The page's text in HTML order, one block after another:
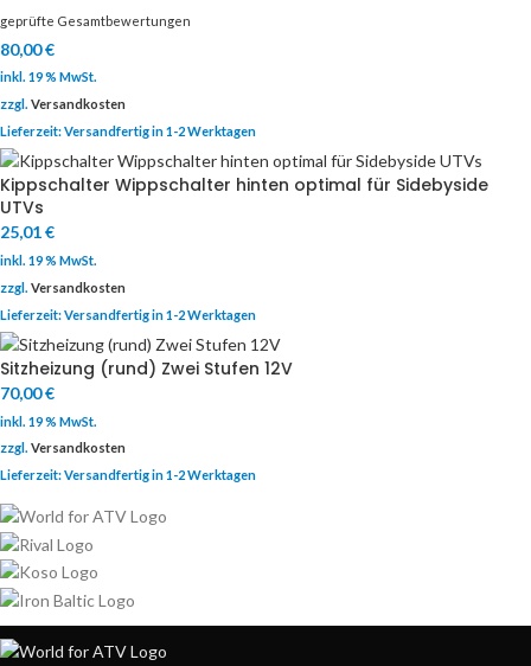
geprüfte Gesamtbewertungen
80,00€
inkl. 19 % MwSt.
zzgl. Versandkosten
Lieferzeit:Versandfertig in 1-2 Werktagen
Kippschalter Wippschalter hinten optimal für Sidebyside
UTVs
25,01€
inkl. 19 % MwSt.
zzgl. Versandkosten
Lieferzeit:Versandfertig in 1-2 Werktagen
Sitzheizung (rund) Zwei Stufen 12V
70,00€
inkl. 19 % MwSt.
zzgl. Versandkosten
Lieferzeit:Versandfertig in 1-2 Werktagen